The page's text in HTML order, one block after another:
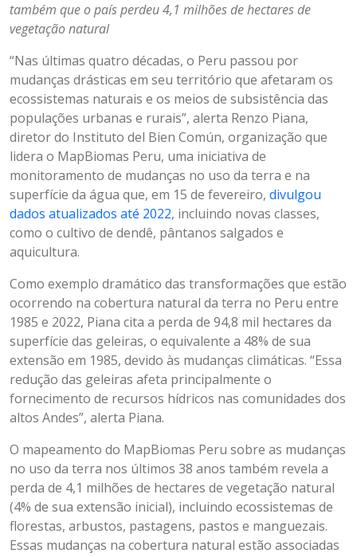
também que o país perdeu 4,1 milhões de hectares de
vegetação natural
“Nas últimas quatro décadas, o Peru passou por
mudanças drásticas em seu território que afetaram os
ecossistemas naturais e os meios de subsistência das
populações urbanas e rurais”, alerta Renzo Piana,
diretor do Instituto del Bien Común, organização que
lidera o MapBiomas Peru, uma iniciativa de
monitoramento de mudanças no uso da terra e na
superfície da água que, em 15 de fevereiro, divulgou
dados atualizados até 2022, incluindo novas classes,
como o cultivo de dendê, pântanos salgados e
aquicultura.
Como exemplo dramático das transformações que estão
ocorrendo na cobertura natural da terra no Peru entre
1985 e 2022, Piana cita a perda de 94,8 mil hectares da
superfície das geleiras, o equivalente a 48% de sua
extensão em 1985, devido às mudanças climáticas. “Essa
redução das geleiras afeta principalmente o
fornecimento de recursos hídricos nas comunidades dos
altos Andes”, alerta Piana.
O mapeamento do MapBiomas Peru sobre as mudanças
no uso da terra nos últimos 38 anos também revela a
perda de 4,1 milhões de hectares de vegetação natural
(4% de sua extensão inicial), incluindo ecossistemas de
florestas, arbustos, pastagens, pastos e manguezais.
Essas mudanças na cobertura natural estão associadas